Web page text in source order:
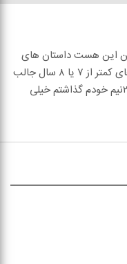
این هست داستان های
گانبالی و بال بالی برای بچه های کمتر از ۷ یا ۸ سال جالب
هست من برای دختر خاله ی ۲نیم خودم گذاشتم خیلی